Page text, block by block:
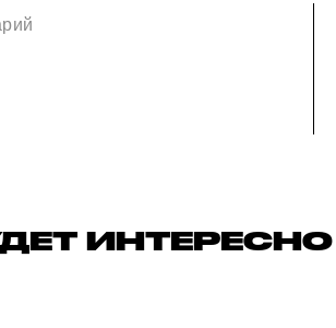
ИНТЕРЕСНО